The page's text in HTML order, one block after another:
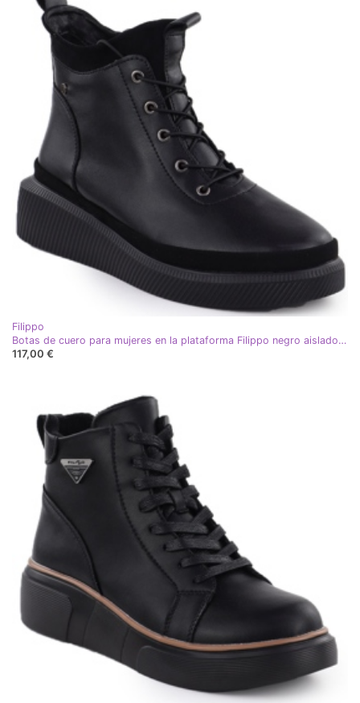
Filippo
Botas de cuero para mujeres en la plataforma Filippo negro aislado DBT4799
117,00 €